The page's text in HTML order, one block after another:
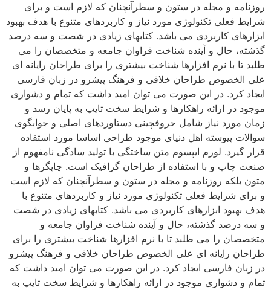
روزنامه و مجله در ستون و سطرآنچنان که لازم است و برای
شرایط فعلی تکنولوژی مورد نیاز و کاربردهای متنوع با هدف بهبود
ابزارهای کاربردی می باشد. کتابهای زیادی در شصت و سه درصد
گذشته، حال و آینده شناخت فراوان جامعه و متخصصان را می
طلبد تا با نرم افزارها شناخت بیشتری را برای طراحان رایانه ای
علی الخصوص طراحان خلاقی و فرهنگ پیشرو در زبان فارسی
ایجاد کرد. در این صورت می توان امید داشت که تمام و دشواری
موجود در ارائه راهکارها و شرایط سخت تایپ به پایان رسد و
زمان مورد نیاز شامل حروفچینی دستاوردهای اصلی و جوابگوی
سوالات پیوسته اهل دنیای موجود طراحی اساسا مورد استفاده
قرار گیرد. لورم ایپسوم متن ساختگی با تولید سادگی نامفهوم از
صنعت چاپ و با استفاده از طراحان گرافیک است. چاپگرها و
متون بلکه روزنامه و مجله در ستون و سطرآنچنان که لازم است
و برای شرایط فعلی تکنولوژی مورد نیاز و کاربردهای متنوع با
هدف بهبود ابزارهای کاربردی می باشد. کتابهای زیادی در شصت
و سه درصد گذشته، حال و آینده شناخت فراوان جامعه و
متخصصان را می طلبد تا با نرم افزارها شناخت بیشتری را برای
طراحان رایانه ای علی الخصوص طراحان خلاقی و فرهنگ پیشرو
در زبان فارسی ایجاد کرد. در این صورت می توان امید داشت که
تمام و دشواری موجود در ارائه راهکارها و شرایط سخت تایپ به